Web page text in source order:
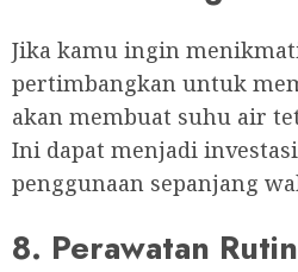
Jika kamu ingin
pertimbangkan untuk
akan membuat suhu air
Ini dapat menjadi
penggunaan sepanjang
8. Perawatan Rutin